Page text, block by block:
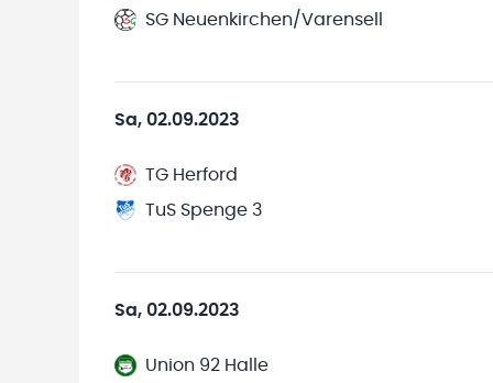
SG Neuenkirchen/Varensell
Sa, 02.09.2023
TG Herford
TuS Spenge 3
Sa, 02.09.2023
Union 92 Halle